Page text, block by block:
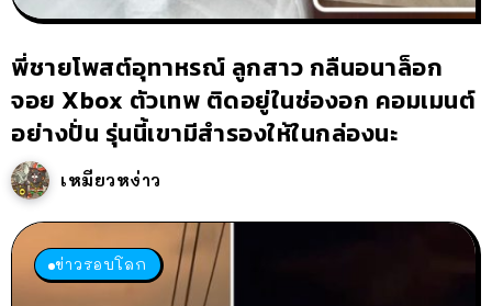
พี่ชายโพสต์อุทาหรณ์ ลูกสาว กลืนอนาล็อก
จอย Xbox ตัวเทพ ติดอยู่ในช่องอก คอมเมนต์
อย่างปั่น รุ่นนี้เขามีสำรองให้ในกล่องนะ
เหมียวหง่าว
ข่าวรอบโลก